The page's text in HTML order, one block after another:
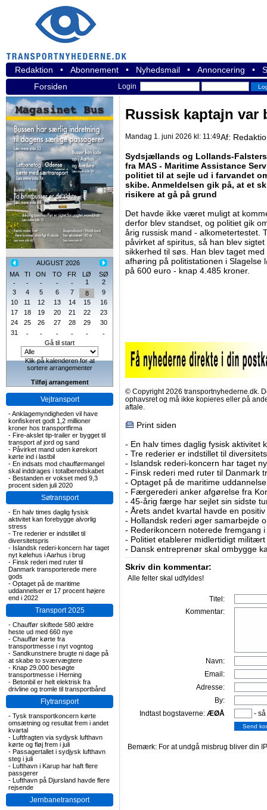
Redaktion • Abonnement • Nyhedsmail • Annoncering •
Forsiden
Login
AUGUST 2026
MA
TI ON TO FR LØ
SØ
-
- - - - 1
2
3
4 5 6 7 8
9
10
11 12 13 14 15
16
17
18 19 20 21 22
23
24
25 26 27 28 29
30
31
- - - - -
-
Gå til start
Klik på kalenderen for at
sortere arrangementer
Tilføj arrangement
Vejtransport
-Anklagemyndigheden vil have
konfiskeret godt 1,2 millioner
kroner hos transportfirma
- Fire-akslet tip-trailer er bygget til
transport af jord og sand
- Påvirket mand uden kørekort
kørte ind i lastbil
- En indsats mod chaufførmangel
skal inddrages i totalberedskabet
- Bestanden er vokset med 9,3
procent siden juli 2020
Søtransport
- En halv times daglig fysisk
aktivitet kan forebygge alvorlig
stress
- Tre rederier er indstillet til
diversitetspris
- Islandsk rederi-koncern har taget
nyt kølehus i Aarhus i brug
- Finsk rederi med ruter til
Danmark transporterede mere
gods
- Optaget på de maritime
uddannelser er 17 procent højere
end i 2022
Transport 2025
- Chauffør skiftede 580 ældre
heste ud med 660 nye
- Chauffør kørte fra
transportmesse i nyt vogntog
- Sandkunstnere brugte ni dage på
at skabe to sværvægtere
- Knap 29.000 besøgte
transportmesse i Herning
- Betonbil er helt elektrisk fra
drivline og tromle til transportbånd
Flytransport
- Tysk transportkoncern kørte
omsætning og resultat frem i andet
kvartal
- Luftfragten via sydjysk lufthavn
kørte og fløj frem i juli
- Passagertallet i sydjysk lufthavn
steg i juli
- Lufthavn i Karup har haft flere
passgerer
- Lufthavn på Djursland havde flere
rejsende
Jernbanetransport
Russisk kaptajn var
Mandag 1. juni 2026 kl: 11:49Af:
Sydsjællands og Lollands-
fra MAS - Maritime Assistance
politiet til at sejle ud i farvandet
skibe. Anmeldelsen gik på, at et
risikere at gå på grund
Det havde ikke været muligt at
derfor blev standset, og politiet gik
årig russisk mand - alkometertestet.
påvirket af spiritus, så han blev
sikkerhed til søs. Han blev taget
afhøring på politistationen i Slagelse
på 600 euro - knap 4.485 kroner.
© Copyright 2026 transportnyhederne.dk.
ophavsret og må ikke kopieres eller på
aftale.
Print siden
- En halv times daglig fysisk aktivitet
- Tre rederier er indstillet til
- Islandsk rederi-koncern har taget
- Finsk rederi med ruter til Danmark
- Optaget på de maritime
- Færgerederi anker afgørelse fra
- 45-årig færge har sejlet sin sidste
- Årets andet kvartal havde en
- Hollandsk rederi øger samarbejde
- Rederikoncern noterede fremgang
- Politiet etablerer midlertidigt
- Dansk entreprenør skal ombygge
Skriv din kommentar:
Alle felter skal udfyldes!
Titel:
Kommentar:
Navn:
Email:
Adresse:
By:
Indtast bogstaverne: ÆØÅ -
Bemærk: For at undgå misbrug bliver din